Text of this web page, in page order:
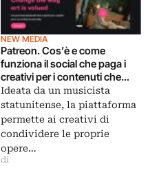
NEW MEDIA
Patreon. Cos’è e come
funziona il social che paga i
creativi per i contenuti che
postano
Ideata da un musicista
statunitense, la piattaforma
permette ai creativi di
condividere le proprie
opere…
di